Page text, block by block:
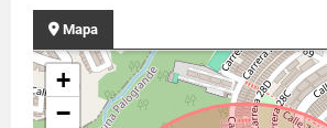
Mapa
+
−